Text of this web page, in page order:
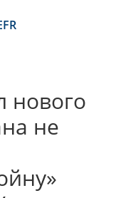
FR
нового
не